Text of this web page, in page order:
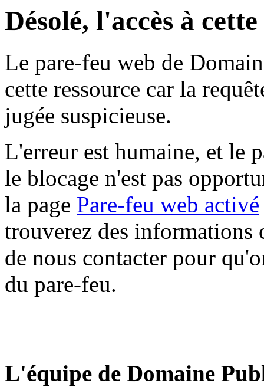
Désolé, l'accès à
Le pare-feu web de
cette ressource car la
jugée suspicieuse.
L'erreur est humaine, et le
le blocage n'est pas
la page Pare-feu web activé
trouverez des informations
de nous contacter pour
du pare-feu.
L'équipe de Domaine